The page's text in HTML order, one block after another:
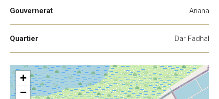
Gouvernerat Ariana
Quartier Dar Fadhal
+
−